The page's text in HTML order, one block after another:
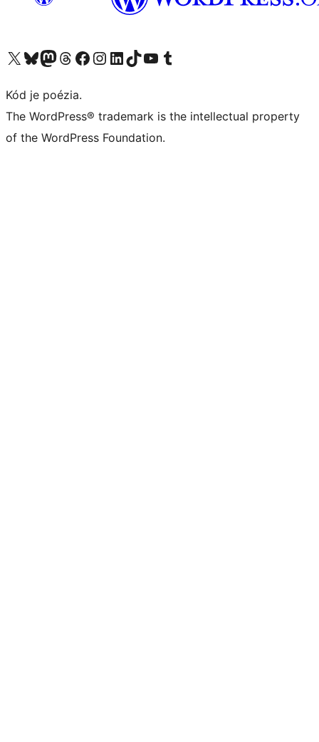
Navštívte náš účet na X (predtým Twitter)
Navštívte náš účet na platforme Bluesky
Navštívte náš účet na Mastodone
Navštívte náš účet na platforme Threads
Navštívte našu stránku na Facebooku
Navštívte náš účet Instagram
Navštívte náš účet LinkedIn
Navštívte náš účet na platforme TikTok
Navštívte náš kanál YouTube
Navštívte náš účet na platforme Tumblr
Kód je poézia.
The WordPress® trademark is the intellectual property
of the WordPress Foundation.